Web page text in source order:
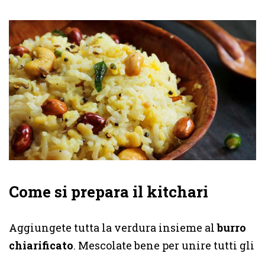
Come si prepara il kitchari
Aggiungete tutta la verdura insieme alburro
chiarificato. Mescolate bene per unire tutti gli